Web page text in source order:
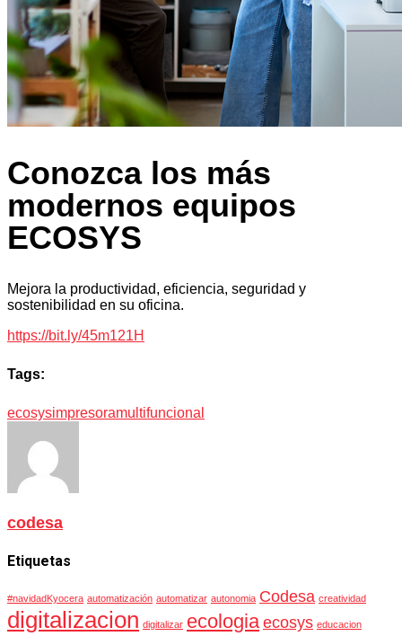
Conozca los más
modernos equipos
ECOSYS
Mejora la productividad, eficiencia, seguridad y
sostenibilidad en su oficina.
https://bit.ly/45m121H
Tags:
ecosysimpresoramultifuncional
codesa
Etiquetas
#navidadKyocera automatización automatizar autonomia Codesa creatividad
digitalizacion digitalizar ecologia ecosys educacion